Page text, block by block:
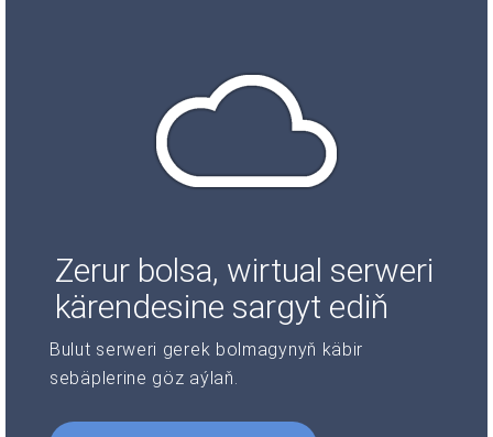
Zerur bolsa, wirtual serweri
kärendesine sargyt ediň
Bulut serweri gerek bolmagynyň käbir
sebäplerine göz aýlaň.